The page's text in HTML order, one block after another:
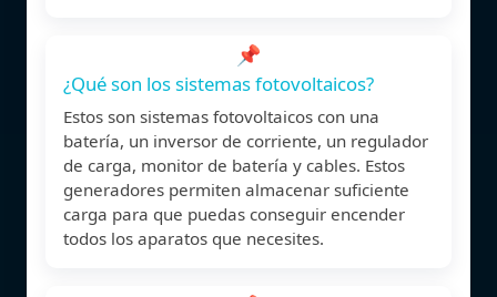
📌
¿Qué son los sistemas fotovoltaicos?
Estos son sistemas fotovoltaicos con una
batería, un inversor de corriente, un regulador
de carga, monitor de batería y cables. Estos
generadores permiten almacenar suficiente
carga para que puedas conseguir encender
todos los aparatos que necesites.